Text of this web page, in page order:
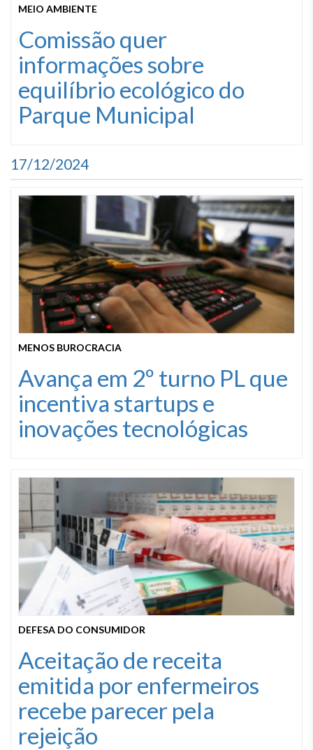
MEIO AMBIENTE
Comissão quer
informações sobre
equilíbrio ecológico do
Parque Municipal
17/12/2024
MENOS BUROCRACIA
Avança em 2º turno PL que
incentiva startups e
inovações tecnológicas
DEFESA DO CONSUMIDOR
Aceitação de receita
emitida por enfermeiros
recebe parecer pela
rejeição